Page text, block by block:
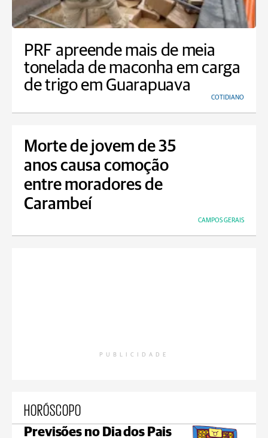
PRF apreende mais de meia
tonelada de maconha em carga
de trigo em Guarapuava
COTIDIANO
Morte de jovem de 35
anos causa comoção
entre moradores de
Carambeí
CAMPOS GERAIS
PUBLICIDADE
HORÓSCOPO
Previsões no Dia dos Pais